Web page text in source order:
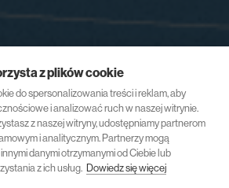
z plików cookie
do spersonalizowania treści i reklam, aby
i analizować ruch w naszej witrynie.
z naszej witryny, udostępniamy partnerom
i analitycznym. Partnerzy mogą
danymi otrzymanymi od Ciebie lub
z ich usług. Dowiedz się więcej